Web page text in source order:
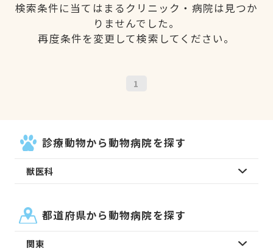
検索条件に当てはまるクリニック・病院は見つか
りませんでした。
再度条件を変更して検索してください。
1
診療動物から動物病院を探す
獣医科
都道府県から動物病院を探す
関東